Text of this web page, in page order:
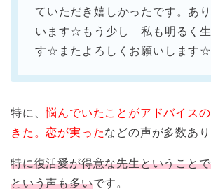
ていただき嬉しかったです。あ
います☆もう少し 私も明るく生
す☆またよろしくお願いします☆
特に、悩んでいたことがアドバイス
きた。恋が実ったなどの声が多数あり
特に復活愛が得意な先生ということ
という声も多いです。